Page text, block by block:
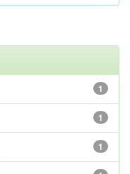
1
1
1